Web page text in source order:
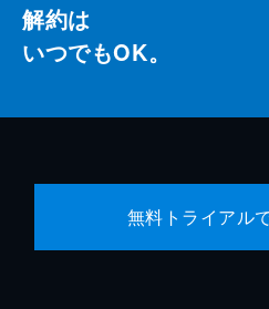
解約は
いつでもOK。
無料トライアル